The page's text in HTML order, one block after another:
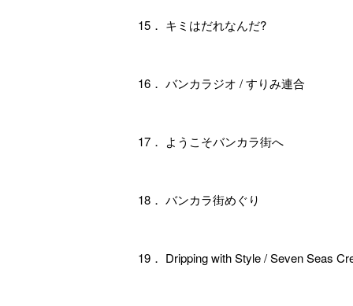
15． キミはだれなんだ?
16． バンカラジオ / すりみ連合
17． ようこそバンカラ街へ
18． バンカラ街めぐり
19． Dripping with Style / Seven Seas